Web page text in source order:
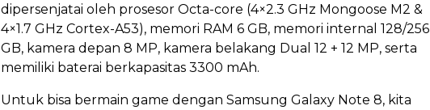
dipersenjatai oleh prosesor Octa-core (4×2.3 GHz Mongoose M2 &
4×1.7 GHz Cortex-A53), memori RAM 6 GB, memori internal 128/256
GB, kamera depan 8 MP, kamera belakang Dual 12 + 12 MP, serta
memiliki baterai berkapasitas 3300 mAh.
Untuk bisa bermain game dengan Samsung Galaxy Note 8, kita